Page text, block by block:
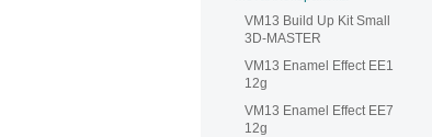
VM13 Build Up Kit Small
3D-MASTER
VM13 Enamel Effect EE1
12g
VM13 Enamel Effect EE7
12g